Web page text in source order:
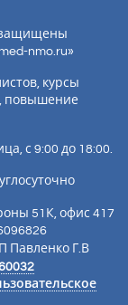
защищены
nmo.ru»
курсы
повышение
с 9:00 до 18:00.
51К, офис 417
Павленко Г.В